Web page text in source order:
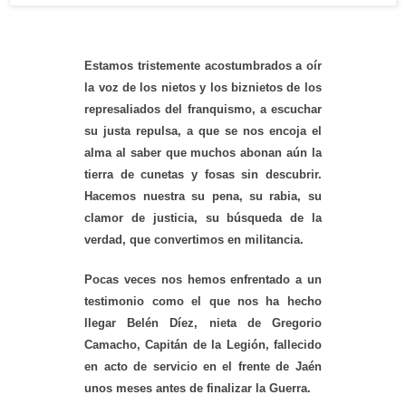
Estamos tristemente acostumbrados a oír
la voz de los nietos y los biznietos de los
represaliados del franquismo, a escuchar
su justa repulsa, a que se nos encoja el
alma al saber que muchos abonan aún la
tierra de cunetas y fosas sin descubrir.
Hacemos nuestra su pena, su rabia, su
clamor de justicia, su búsqueda de la
verdad, que convertimos en militancia.
Pocas veces nos hemos enfrentado a un
testimonio como el que nos ha hecho
llegar Belén Díez, nieta de Gregorio
Camacho, Capitán de la Legión, fallecido
en acto de servicio en el frente de Jaén
unos meses antes de finalizar la Guerra.